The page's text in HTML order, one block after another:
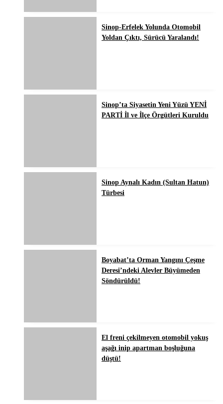
Sinop-Erfelek Yolunda Otomobil
Yoldan Çıktı, Sürücü Yaralandı!
Sinop’ta Siyasetin Yeni Yüzü YENİ
PARTİ İl ve İlçe Örgütleri Kuruldu
Sinop Aynalı Kadın (Sultan Hatun)
Türbesi
Boyabat’ta Orman Yangını Çeşme
Deresi’ndeki Alevler Büyümeden
Söndürüldü!
El freni çekilmeyen otomobil yokuş
aşağı inip apartman boşluğuna
düştü!